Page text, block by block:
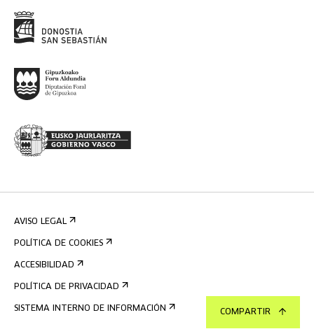
COMPARTIR
AVISO LEGAL
POLÍTICA DE COOKIES
ACCESIBILIDAD
POLÍTICA DE PRIVACIDAD
SISTEMA INTERNO DE INFORMACIÓN